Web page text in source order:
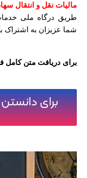
مالیات نقل و انتقال
طریق درگاه ملی
شما عزیزان به اشتراک
برای دریافت متن کامل
برای